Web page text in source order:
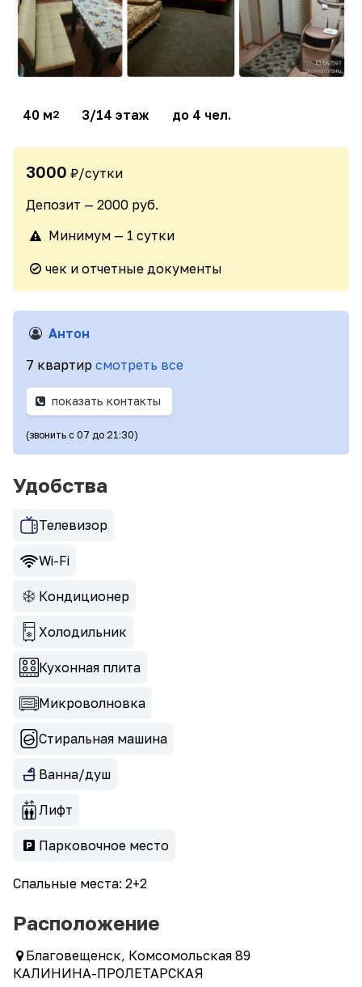
40 м2 3/14 этаж до 4 чел.
3000 ₽/сутки
Депозит — 2000 руб.
Минимум — 1 сутки
чек и отчетные документы
Антон
7 квартир смотреть все
показать контакты
(звонить с 07 до 21:30)
Удобства
Телевизор
Wi-Fi
Кондиционер
Холодильник
Кухонная плита
Микроволновка
Стиральная машина
Ванна/душ
Лифт
Парковочное место
Спальные места: 2+2
Расположение
Благовещенск, Комсомольская 89
КАЛИНИНА-ПРОЛЕТАРСКАЯ